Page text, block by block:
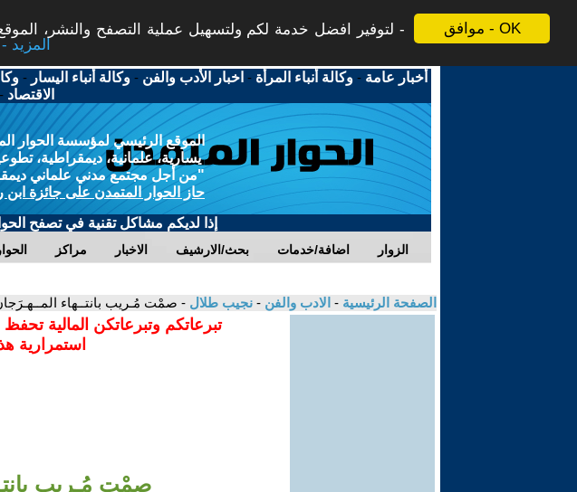
موافق - OK
لتوفير افضل خدمة لكم ولتسهيل عملية التصفح والنشر،
More info - المزيد
أخبار عامة -وكالة أنباء المرأة - اخبار الأدب والفن -وكالة أنباء اليسار -
الاقتصاد -
الموقع الرئيسي لمؤسسة الحوار
يسارية، علمانية، ديمقراطية،
"من أجل مجتمع مدني علماني
حاز الحوار المتمدن على جائزة ابن
إذا لديكم مشاكل تقنية في تصفح
مراكز الاخبار بحث/الارشيف اضافة/خدمات الزوار
الصفحة الرئيسية - الادب والفن - نجيب طلال - صمْت مُـريب بانتــهاء
تبرعاتكم وتبرعاتكن المالية
استمرارية
صمْت مُـريب